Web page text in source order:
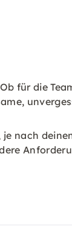
für die
nach